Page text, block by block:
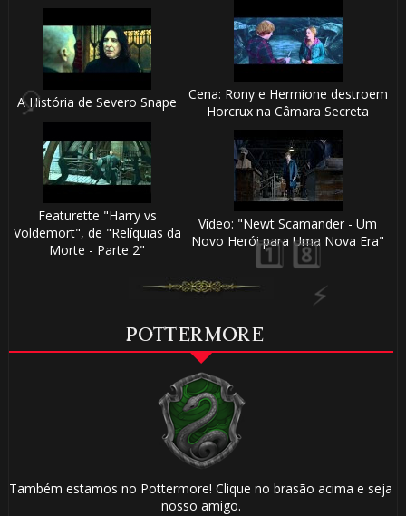
A História de Severo Snape
Cena: Rony e Hermione destroem
Horcrux na Câmara Secreta
Featurette "Harry vs
Voldemort", de "Relíquias da
Morte - Parte 2"
Vídeo: "Newt Scamander - Um
Novo Herói para Uma Nova Era"
POTTERMORE
Também estamos no Pottermore! Clique no brasão acima e seja
nosso amigo.
1️⃣ 8️⃣1️⃣ 8️⃣